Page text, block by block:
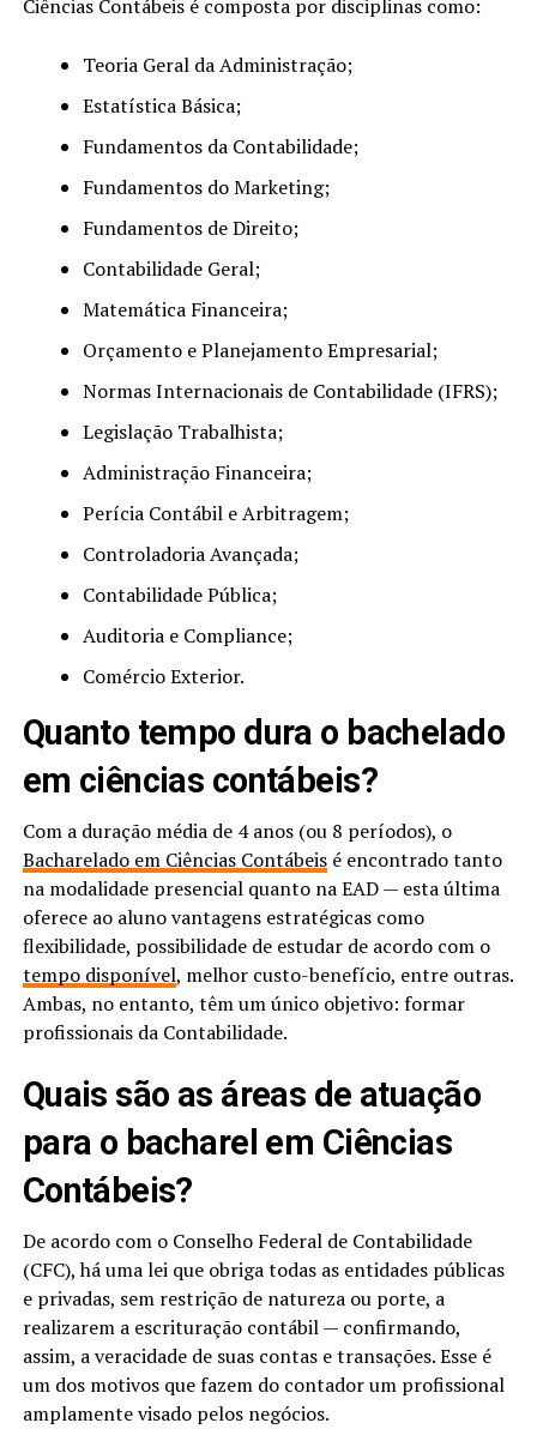
Ciências Contábeis é composta por disciplinas como:
Teoria Geral da Administração;
Estatística Básica;
Fundamentos da Contabilidade;
Fundamentos do Marketing;
Fundamentos de Direito;
Contabilidade Geral;
Matemática Financeira;
Orçamento e Planejamento Empresarial;
Normas Internacionais de Contabilidade (IFRS);
Legislação Trabalhista;
Administração Financeira;
Perícia Contábil e Arbitragem;
Controladoria Avançada;
Contabilidade Pública;
Auditoria e Compliance;
Comércio Exterior.
Quanto tempo dura o bachelado
em ciências contábeis?
Com a duração média de 4 anos (ou 8 períodos), o
Bacharelado em Ciências Contábeisé encontrado tanto
na modalidade presencial quanto na EAD — esta última
oferece ao aluno vantagens estratégicas como
flexibilidade, possibilidade de estudar de acordo com o
tempo disponível, melhor custo-benefício, entre outras.
Ambas, no entanto, têm um único objetivo: formar
profissionais da Contabilidade.
Quais são as áreas de atuação
para o bacharel em Ciências
Contábeis?
De acordo com o Conselho Federal de Contabilidade
(CFC), há uma lei que obriga todas as entidades públicas
e privadas, sem restrição de natureza ou porte, a
realizarem a escrituração contábil — confirmando,
assim, a veracidade de suas contas e transações. Esse é
um dos motivos que fazem do contador um profissional
amplamente visado pelos negócios.